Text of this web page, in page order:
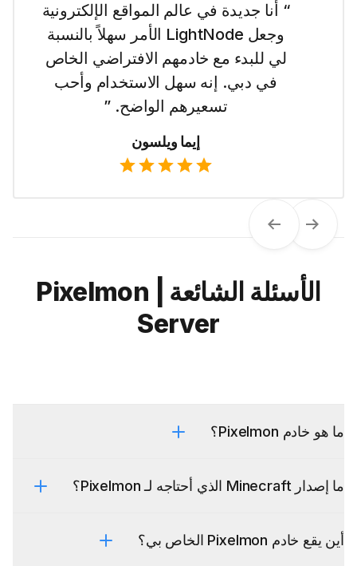
“ أنا جديدة في عالم المواقع الإلكترونية
وجعل LightNode الأمر سهلاً بالنسبة
لي للبدء مع خادمهم الافتراضي الخاص
في دبي. إنه سهل الاستخدام وأحب
تسعيرهم الواضح. ”
إيما ويلسون
Previous
Next
الأسئلة الشائعة | Pixelmon
Server
ما هو خادم Pixelmon؟
ما إصدار Minecraft الذي أحتاجه لـ Pixelmon؟
أين يقع خادم Pixelmon الخاص بي؟